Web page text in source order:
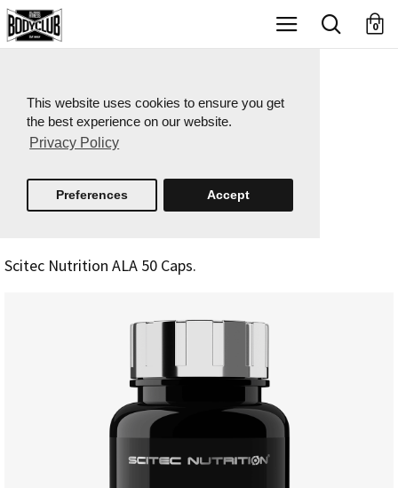
This website uses cookies to ensure you get
the best experience on our website.
Privacy Policy
X
Preferences Accept
0
Scitec Nutrition ALA 50 Caps.